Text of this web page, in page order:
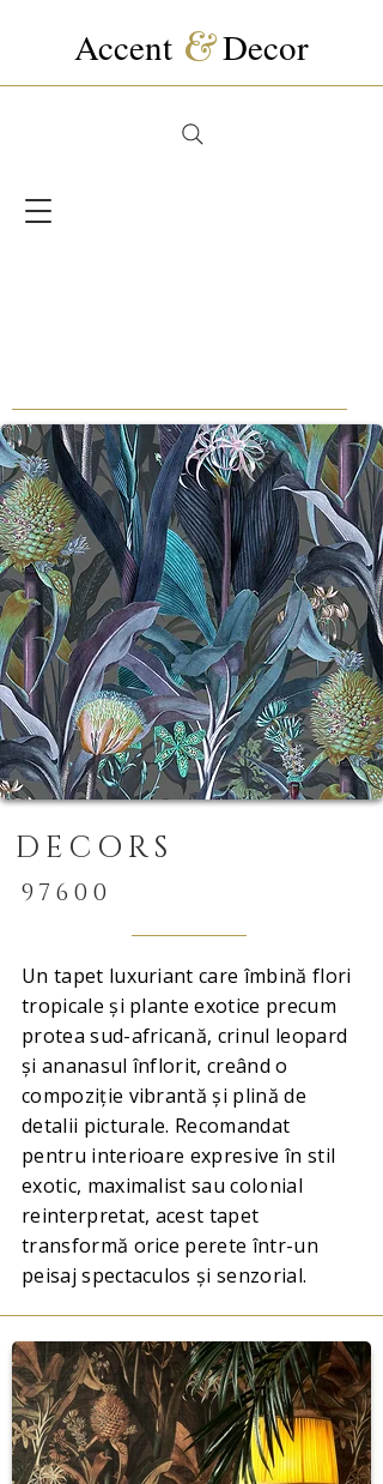
Accent &Decor
DECORS
97600
Un tapet luxuriant care îmbină flori
tropicale și plante exotice precum
protea sud-africană, crinul leopard
și ananasul înflorit, creând o
compoziție vibrantă și plină de
detalii picturale. Recomandat
pentru interioare expresive în stil
exotic, maximalist sau colonial
reinterpretat, acest tapet
transformă orice perete într-un
peisaj spectaculos și senzorial.